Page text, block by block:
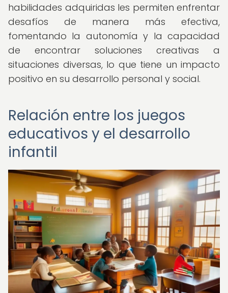
habilidades adquiridas les permiten enfrentar
desafíos de manera más efectiva,
fomentando la autonomía y la capacidad
de encontrar soluciones creativas a
situaciones diversas, lo que tiene un impacto
positivo en su desarrollo personal y social.
Relación entre los juegos
educativos y el desarrollo
infantil